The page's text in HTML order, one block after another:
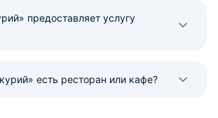
предоставляет услугу
есть ресторан или кафе?